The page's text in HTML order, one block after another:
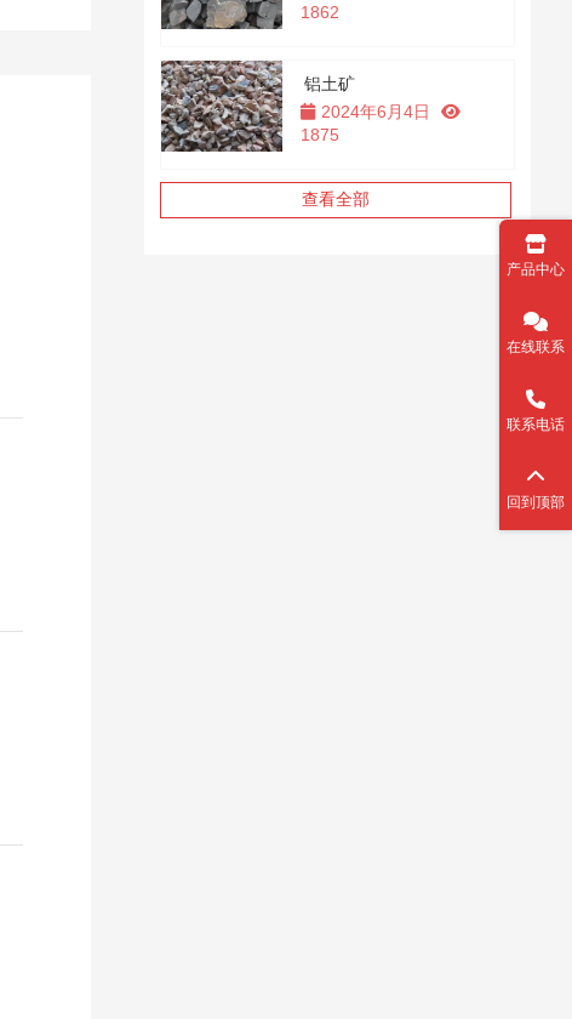
1862
铝土矿
2024年6月4日
1875
查看全部
产品中心
在线联系
联系电话
回到顶部